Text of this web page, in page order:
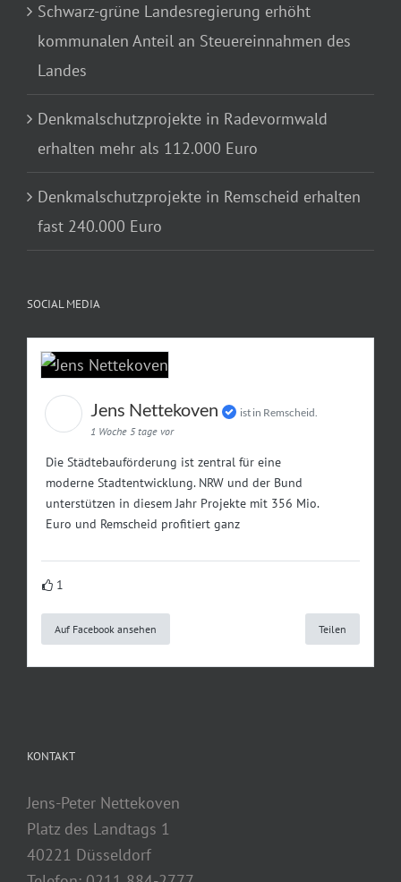
Schwarz-grüne Landesregierung erhöht
kommunalen Anteil an Steuereinnahmen des
Landes
Denkmalschutzprojekte in Radevormwald
erhalten mehr als 112.000 Euro
Denkmalschutzprojekte in Remscheid erhalten
fast 240.000 Euro
SOCIAL MEDIA
Jens Nettekoven
ist in Remscheid.
1 Woche 5 tage vor
Die Städtebauförderung ist zentral für eine
moderne Stadtentwicklung. NRW und der Bund
unterstützen in diesem Jahr Projekte mit 356 Mio.
Euro und Remscheid profitiert ganz
1
Auf Facebook ansehen Teilen
KONTAKT
Jens-Peter Nettekoven
Platz des Landtags 1
40221 Düsseldorf